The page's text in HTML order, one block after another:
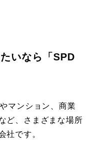
いなら「SPD
マンション、商業
ど、さまざまな場所
社です。